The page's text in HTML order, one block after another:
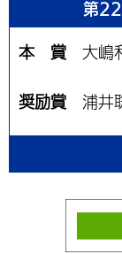
第22
本 賞 大嶋
奨励賞 浦井